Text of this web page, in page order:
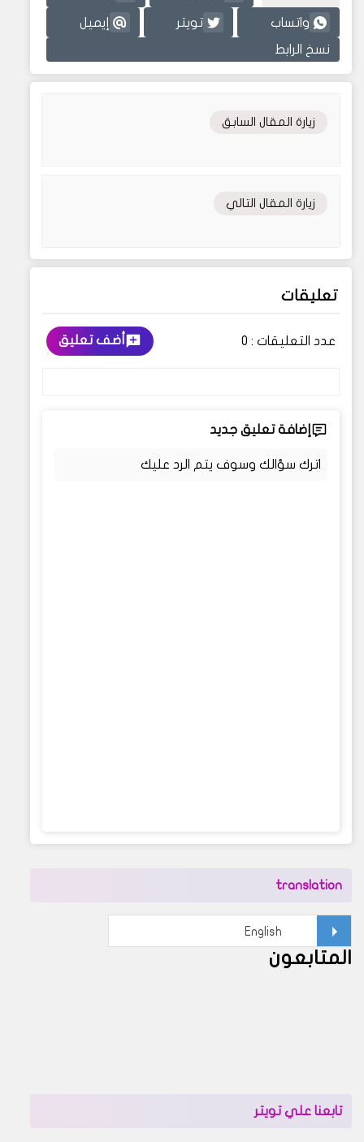
واتساب تويتر إيميل
نسخ الرابط
زيارة المقال السابق
زيارة المقال التالي
تعليقات
عدد التعليقات : 0 أضف تعليق
إضافة تعليق جديد
اترك سؤالك وسوف يتم الرد عليك
translation
المتابعون
تابعنا علي تويتر